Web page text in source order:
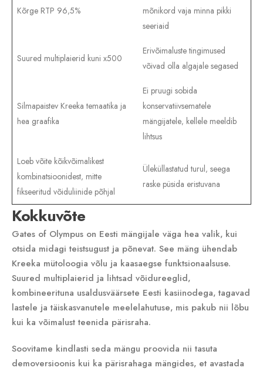
Kõrge RTP 96‚5%
mõnikord vaja minna pikki
seeriaid
Suured multiplaierid kuni x500
Erivõimaluste tingimused
võivad olla algajale segased
Silmapaistev Kreeka temaatika ja
hea graafika
Ei pruugi sobida
konservatiivsematele
mängijatele‚ kellele meeldib
lihtsus
Loeb võite kõikvõimalikest
kombinatsioonidest‚ mitte
fikseeritud võiduliinide põhjal
Üleküllastatud turul‚ seega
raske püsida eristuvana
Kokkuvõte
Gates of Olympus on Eesti mängijale väga hea valik‚ kui
otsida midagi teistsugust ja põnevat. See mäng ühendab
Kreeka mütoloogia võlu ja kaasaegse funktsionaalsuse.
Suured multiplaierid ja lihtsad võidureeglid‚
kombineerituna usaldusväärsete Eesti kasiinodega‚ tagavad
lastele ja täiskasvanutele meelelahutuse‚ mis pakub nii lõbu
kui ka võimalust teenida pärisraha.
Soovitame kindlasti seda mängu proovida nii tasuta
demoversioonis kui ka pärisrahaga mängides‚ et avastada